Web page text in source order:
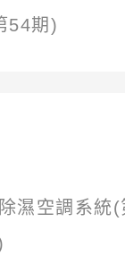
54期)
濕空調系統